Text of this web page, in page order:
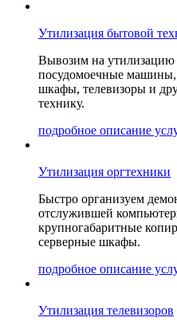
Утилизация бытовой
Вывозим на утилизацию
посудомоечные
шкафы, телевизоры и
технику.
подробное описание
Утилизация оргтехники
Быстро организуем
отслужившей
крупногабаритные
серверные шкафы.
подробное описание
Утилизация телевизоров